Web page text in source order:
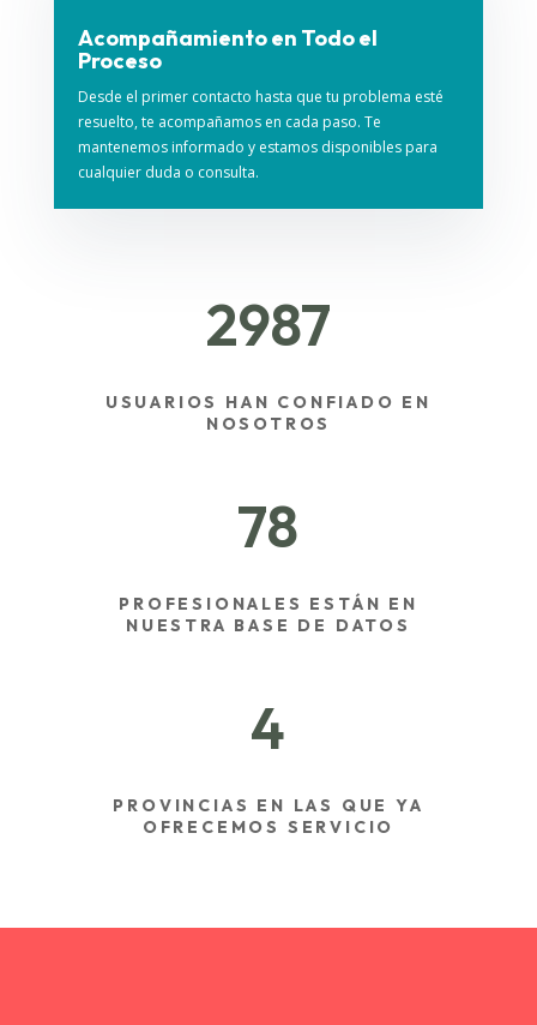
Acompañamiento en Todo el
Proceso
Desde el primer contacto hasta que tu problema esté
resuelto, te acompañamos en cada paso. Te
mantenemos informado y estamos disponibles para
cualquier duda o consulta.
2987
USUARIOS HAN CONFIADO EN
NOSOTROS
78
PROFESIONALES ESTÁN EN
NUESTRA BASE DE DATOS
4
PROVINCIAS EN LAS QUE YA
OFRECEMOS SERVICIO